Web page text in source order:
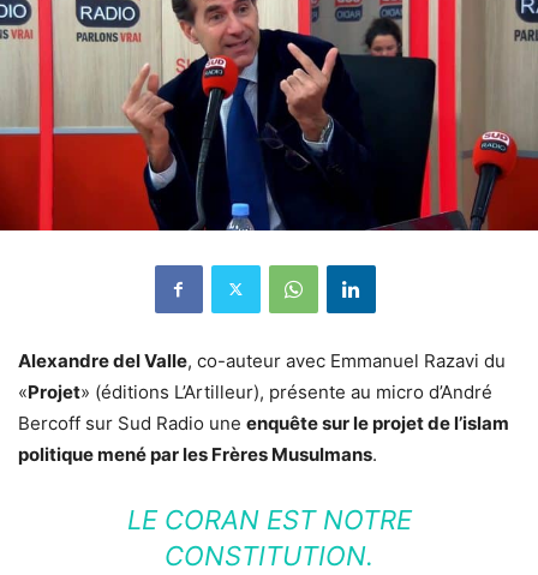
Alexandre del Valle, co-auteur avec Emmanuel Razavi du
«Projet» (éditions L’Artilleur), présente au micro d’André
Bercoff sur Sud Radio une enquête sur le projet de l’islam
politique mené par les Frères Musulmans.
LE CORAN EST NOTRE
CONSTITUTION.